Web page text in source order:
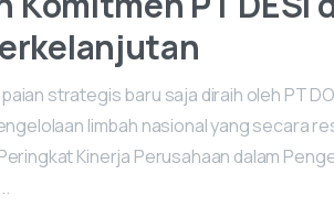
strategis baru saja diraih oleh PT
limbah nasional yang secara
Kinerja Perusahaan dalam